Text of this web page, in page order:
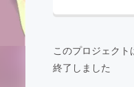
このプロジェクト
終了しました